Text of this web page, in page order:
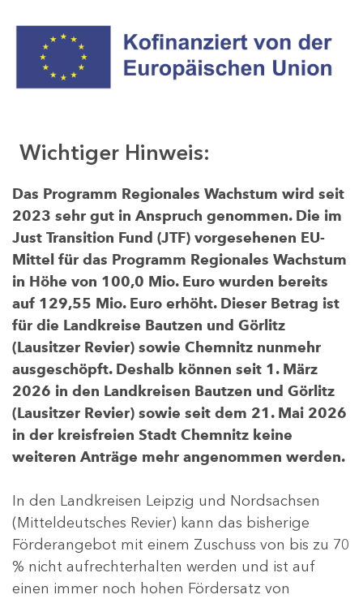
Wichtiger Hinweis:
Das Programm Regionales Wachstum wird seit
2023 sehr gut in Anspruch genommen. Die im
Just Transition Fund (JTF) vorgesehenen EU-
Mittel für das Programm Regionales Wachstum
in Höhe von 100,0 Mio. Euro wurden bereits
auf 129,55 Mio. Euro erhöht. Dieser Betrag ist
für die Landkreise Bautzen und Görlitz
(Lausitzer Revier) sowie Chemnitz nunmehr
ausgeschöpft. Deshalb können seit 1. März
2026 in den Landkreisen Bautzen und Görlitz
(Lausitzer Revier) sowie seit dem 21. Mai 2026
in der kreisfreien Stadt Chemnitz keine
weiteren Anträge mehr angenommen werden.
In den Landkreisen Leipzig und Nordsachsen
(Mitteldeutsches Revier) kann das bisherige
Förderangebot mit einem Zuschuss von bis zu 70
% nicht aufrechterhalten werden und ist auf
einen immer noch hohen Fördersatz von